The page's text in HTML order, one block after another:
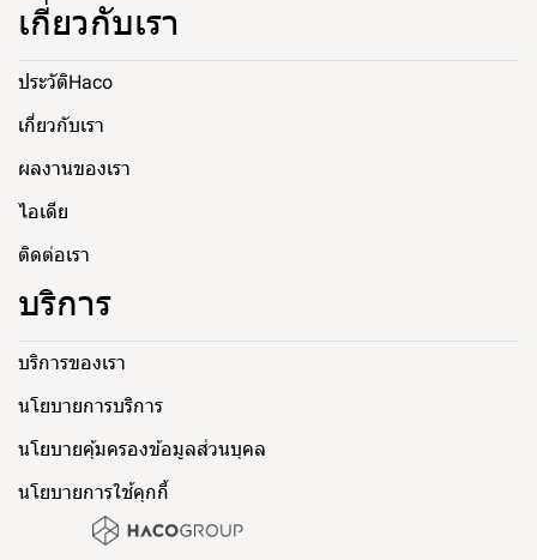
เกี่ยวกับเรา
ประวัติHaco
เกี่ยวกับเรา
ผลงานของเรา
ไอเดีย
ติดต่อเรา
บริการ
บริการของเรา
นโยบายการบริการ
นโยบายคุ้มครองข้อมูลส่วนบุคล
นโยบายการใช้คุกกี้